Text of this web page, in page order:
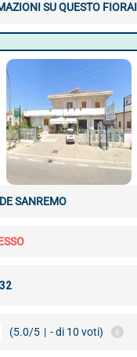
SU QUESTO FIORAI
SANREMO
(5.0/5 | - di 10 voti)